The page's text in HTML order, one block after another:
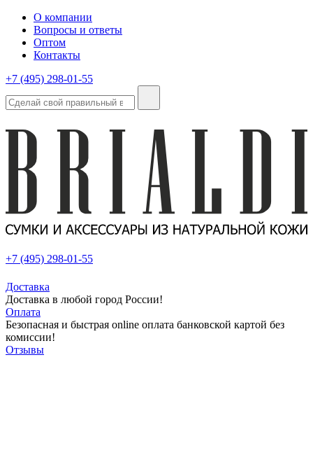
О компании
Вопросы и ответы
Оптом
Контакты
+7 (495) 298-01-55
+7 (495) 298-01-55
Доставка
Доставка в любой город России!
Оплата
Безопасная и быстрая online оплата банковской картой без
комиссии!
Отзывы